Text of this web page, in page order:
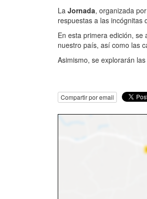
La Jornada, organizada
respuestas a las incógnitas
En esta primera edición,
nuestro país, así como las
Asimismo, se explorarán
Compartir por email